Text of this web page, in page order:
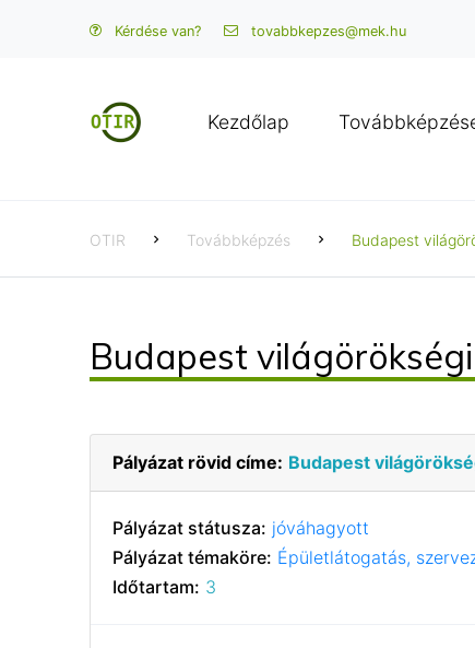
Kérdése van? tovabbkepzes@mek.hu
Kezdőlap
OTIR Továbbképzés Budapest
Budapest
Pályázat rövid címe: Budapest
Pályázat státusza: jóváhagyott
Pályázat témaköre: Épületlátogatás,
Időtartam: 3